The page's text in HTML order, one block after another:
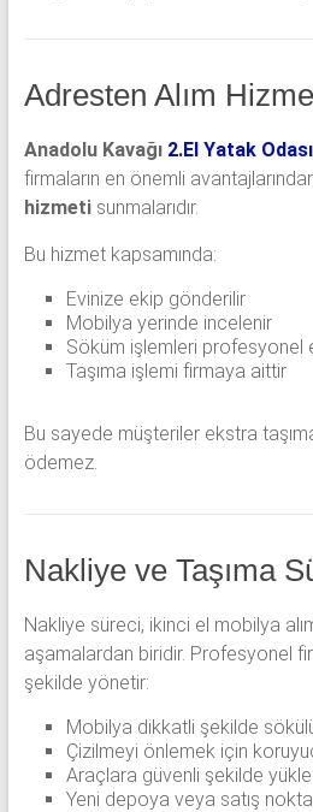
Adresten Alım
Anadolu Kavağı 2.El Yatak
firmaların en önemli
hizmetisunmalarıdır.
Bu hizmet kapsamında:
Evinize ekip gönderilir
Mobilya yerinde incelenir
Söküm işlemleri profesyonel
Taşıma işlemi firmaya aittir
Bu sayede müşteriler ekstra
ödemez.
Nakliye ve Taşıma
Nakliye süreci, ikinci el mobilya
aşamalardan biridir. Profesyonel
şekilde yönetir:
Mobilya dikkatli şekilde
Çizilmeyi önlemek için
Araçlara güvenli şekilde
Yeni depoya veya satış